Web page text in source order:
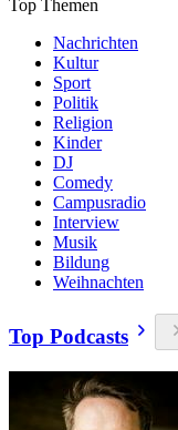
Top Themen
Nachrichten
Kultur
Sport
Politik
Religion
Kinder
DJ
Comedy
Campusradio
Interview
Musik
Bildung
Weihnachten
Top Podcasts